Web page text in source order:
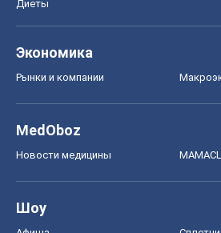
Диеты
Экономика
Рынки и компании
MedOboz
Новости медицины
Шоу